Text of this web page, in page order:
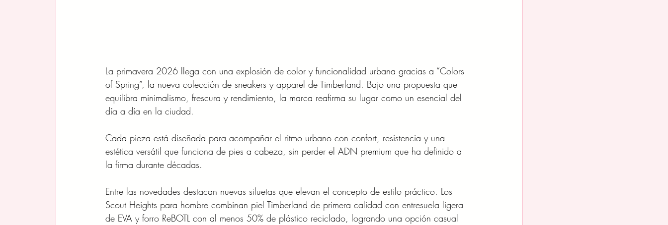
La primavera 2026 llega con una explosión de color y funcionalidad urbana gracias a “Colors
of Spring”, la nueva colección de sneakers y apparel de Timberland. Bajo una propuesta que
equilibra minimalismo, frescura y rendimiento, la marca reafirma su lugar como un esencial del
día a día en la ciudad.
Cada pieza está diseñada para acompañar el ritmo urbano con confort, resistencia y una
estética versátil que funciona de pies a cabeza, sin perder el ADN premium que ha definido a
la firma durante décadas.
Entre las novedades destacan nuevas siluetas que elevan el concepto de estilo práctico. Los
Scout Heights para hombre combinan piel Timberland de primera calidad con entresuela ligera
de EVA y forro ReBOTL con al menos 50% de plástico reciclado, logrando una opción casual